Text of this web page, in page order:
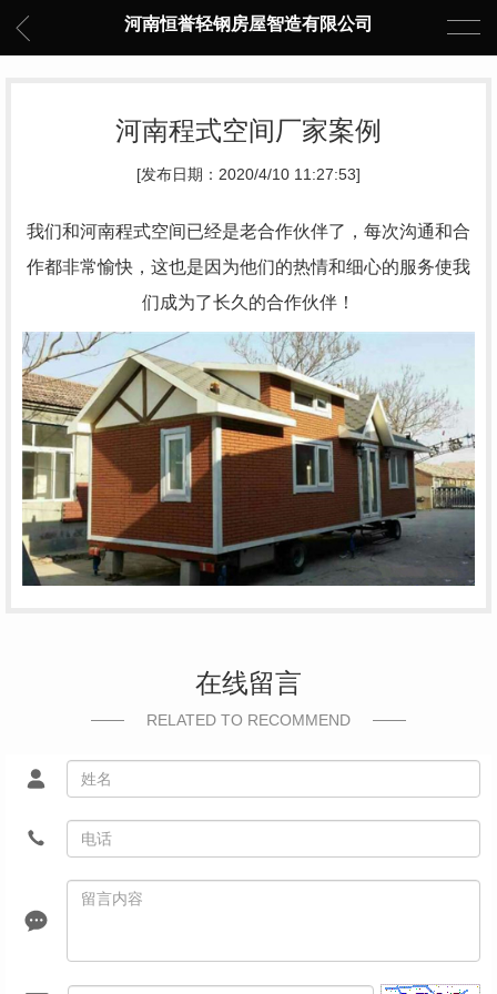
河南恒誉轻钢房屋智造有限公司
河南程式空间厂家案例
[发布日期：2020/4/10 11:27:53]
我们和河南程式空间已经是老合作伙伴了，每次沟通和合
作都非常愉快，这也是因为他们的热情和细心的服务使我
们成为了长久的合作伙伴！
在线留言
RELATED TO RECOMMEND